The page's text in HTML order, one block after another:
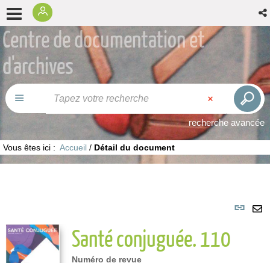
Centre de documentation et
d'archives
recherche avancée
Vous êtes ici : Accueil / Détail du document
Santé conjuguée. 110
Numéro de revue